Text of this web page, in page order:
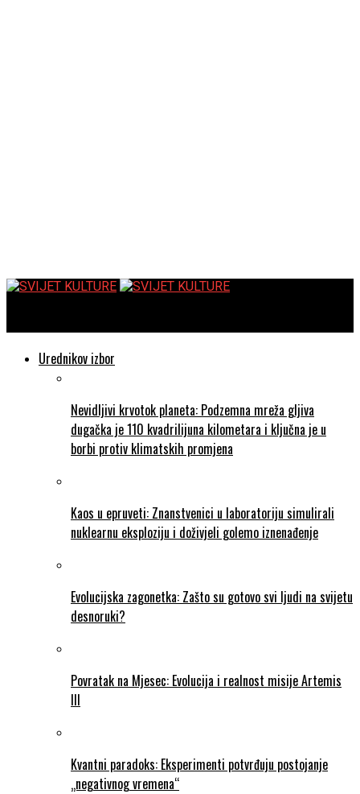
Urednikov izbor
Nevidljivi krvotok planeta: Podzemna mreža gljiva
dugačka je 110 kvadrilijuna kilometara i ključna je u
borbi protiv klimatskih promjena
Kaos u epruveti: Znanstvenici u laboratoriju simulirali
nuklearnu eksploziju i doživjeli golemo iznenađenje
Evolucijska zagonetka: Zašto su gotovo svi ljudi na svijetu
desnoruki?
Povratak na Mjesec: Evolucija i realnost misije Artemis
III
Kvantni paradoks: Eksperimenti potvrđuju postojanje
„negativnog vremena“